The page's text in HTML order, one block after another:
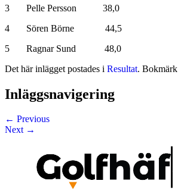
3 Pelle Persson 38,0
4 Sören Börne 44,5
5 Ragnar Sund 48,0
Det här inlägget postades i Resultat. Bokmärk
Inläggsnavigering
← Previous
Next →